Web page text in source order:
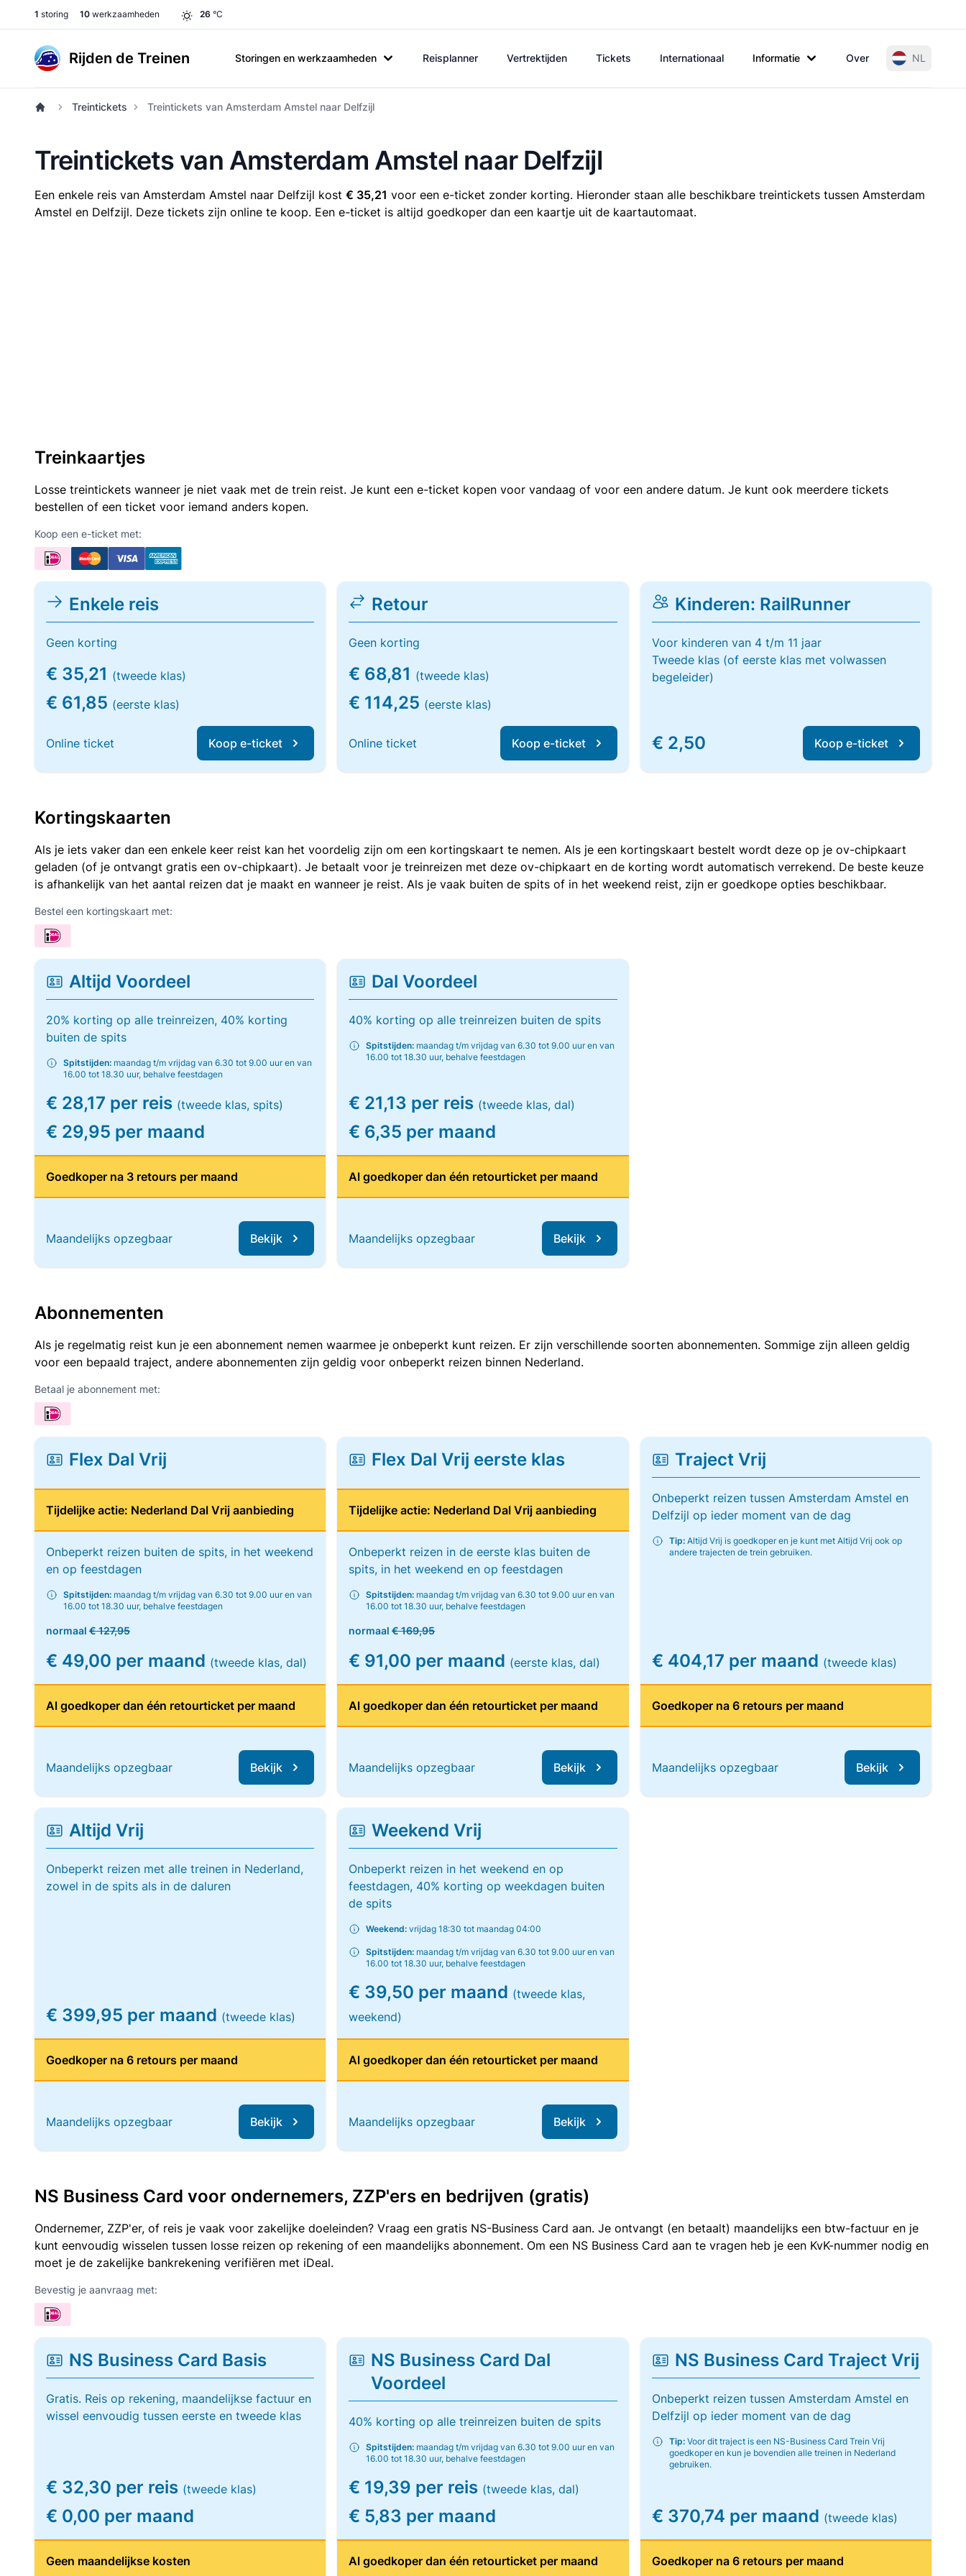
1 storing 10 werkzaamheden 26 °C
Rijden de Treinen Storingen en werkzaamheden Reisplanner Vertrektijden Tickets Internationaal Informatie Over NL
Treintickets Treintickets van Amsterdam Amstel naar Delfzijl
Treintickets van Amsterdam Amstel naar Delfzijl
Een enkele reis van Amsterdam Amstel naar Delfzijl kost € 35,21 voor een e-ticket zonder korting. Hieronder staan alle beschikbare treintickets tussen Amsterdam
Amstel en Delfzijl. Deze tickets zijn online te koop. Een e-ticket is altijd goedkoper dan een kaartje uit de kaartautomaat.
Treinkaartjes
Losse treintickets wanneer je niet vaak met de trein reist. Je kunt een e-ticket kopen voor vandaag of voor een andere datum. Je kunt ook meerdere tickets
bestellen of een ticket voor iemand anders kopen.
Koop een e-ticket met:
Enkele reis
Geen korting
€ 35,21 (tweede klas)
€ 61,85 (eerste klas)
Online ticket Koop e-ticket
Retour
Geen korting
€ 68,81 (tweede klas)
€ 114,25 (eerste klas)
Online ticket Koop e-ticket
Kinderen: RailRunner
Voor kinderen van 4 t/m 11 jaar
Tweede klas (of eerste klas met volwassen
begeleider)
€ 2,50 Koop e-ticket
Kortingskaarten
Als je iets vaker dan een enkele keer reist kan het voordelig zijn om een kortingskaart te nemen. Als je een kortingskaart bestelt wordt deze op je ov-chipkaart
geladen (of je ontvangt gratis een ov-chipkaart). Je betaalt voor je treinreizen met deze ov-chipkaart en de korting wordt automatisch verrekend. De beste keuze
is afhankelijk van het aantal reizen dat je maakt en wanneer je reist. Als je vaak buiten de spits of in het weekend reist, zijn er goedkope opties beschikbaar.
Bestel een kortingskaart met:
Altijd Voordeel
20% korting op alle treinreizen, 40% korting
buiten de spits
Spitstijden: maandag t/m vrijdag van 6.30 tot 9.00 uur en van
16.00 tot 18.30 uur, behalve feestdagen
€ 28,17 per reis (tweede klas, spits)
€ 29,95 per maand
Goedkoper na 3 retours per maand
Maandelijks opzegbaar Bekijk
Dal Voordeel
40% korting op alle treinreizen buiten de spits
Spitstijden: maandag t/m vrijdag van 6.30 tot 9.00 uur en van
16.00 tot 18.30 uur, behalve feestdagen
€ 21,13 per reis (tweede klas, dal)
€ 6,35 per maand
Al goedkoper dan één retourticket per maand
Maandelijks opzegbaar Bekijk
Abonnementen
Als je regelmatig reist kun je een abonnement nemen waarmee je onbeperkt kunt reizen. Er zijn verschillende soorten abonnementen. Sommige zijn alleen geldig
voor een bepaald traject, andere abonnementen zijn geldig voor onbeperkt reizen binnen Nederland.
Betaal je abonnement met:
Flex Dal Vrij
Tijdelijke actie: Nederland Dal Vrij aanbieding
Onbeperkt reizen buiten de spits, in het weekend
en op feestdagen
Spitstijden: maandag t/m vrijdag van 6.30 tot 9.00 uur en van
16.00 tot 18.30 uur, behalve feestdagen
normaal € 127,95
€ 49,00 per maand (tweede klas, dal)
Al goedkoper dan één retourticket per maand
Maandelijks opzegbaar Bekijk
Flex Dal Vrij eerste klas
Tijdelijke actie: Nederland Dal Vrij aanbieding
Onbeperkt reizen in de eerste klas buiten de
spits, in het weekend en op feestdagen
Spitstijden: maandag t/m vrijdag van 6.30 tot 9.00 uur en van
16.00 tot 18.30 uur, behalve feestdagen
normaal€ 169,95
€ 91,00 per maand (eerste klas, dal)
Al goedkoper dan één retourticket per maand
Maandelijks opzegbaar Bekijk
Traject Vrij
Onbeperkt reizen tussen Amsterdam Amstel en
Delfzijl op ieder moment van de dag
Tip:Altijd Vrij is goedkoper en je kunt met Altijd Vrij ook op
andere trajecten de trein gebruiken.
€ 404,17 per maand (tweede klas)
Goedkoper na 6 retours per maand
Maandelijks opzegbaar Bekijk
Altijd Vrij
Onbeperkt reizen met alle treinen in Nederland,
zowel in de spits als in de daluren
€ 399,95 per maand (tweede klas)
Goedkoper na 6 retours per maand
Maandelijks opzegbaar Bekijk
Weekend Vrij
Onbeperkt reizen in het weekend en op
feestdagen, 40% korting op weekdagen buiten
de spits
Weekend: vrijdag 18:30 tot maandag 04:00
Spitstijden: maandag t/m vrijdag van 6.30 tot 9.00 uur en van
16.00 tot 18.30 uur, behalve feestdagen
€ 39,50 per maand (tweede klas,
weekend)
Al goedkoper dan één retourticket per maand
Maandelijks opzegbaar Bekijk
NS Business Card voor ondernemers, ZZP'ers en bedrijven (gratis)
Ondernemer, ZZP'er, of reis je vaak voor zakelijke doeleinden? Vraag een gratis NS-Business Card aan. Je ontvangt (en betaalt) maandelijks een btw-factuur en je
kunt eenvoudig wisselen tussen losse reizen op rekening of een maandelijks abonnement. Om een NS Business Card aan te vragen heb je een KvK-nummer nodig en
moet je de zakelijke bankrekening verifiëren met iDeal.
Bevestig je aanvraag met:
NS Business Card Basis
Gratis. Reis op rekening, maandelijkse factuur en
wissel eenvoudig tussen eerste en tweede klas
€ 32,30 per reis (tweede klas)
€ 0,00 per maand
Geen maandelijkse kosten
NS Business Card Dal
Voordeel
40% korting op alle treinreizen buiten de spits
Spitstijden: maandag t/m vrijdag van 6.30 tot 9.00 uur en van
16.00 tot 18.30 uur, behalve feestdagen
€ 19,39 per reis (tweede klas, dal)
€ 5,83 per maand
Al goedkoper dan één retourticket per maand
NS Business Card Traject Vrij
Onbeperkt reizen tussen Amsterdam Amstel en
Delfzijl op ieder moment van de dag
Tip:Voor dit traject is een NS-Business Card Trein Vrij
goedkoper en kun je bovendien alle treinen in Nederland
gebruiken.
€ 370,74 per maand (tweede klas)
Goedkoper na 6 retours per maand